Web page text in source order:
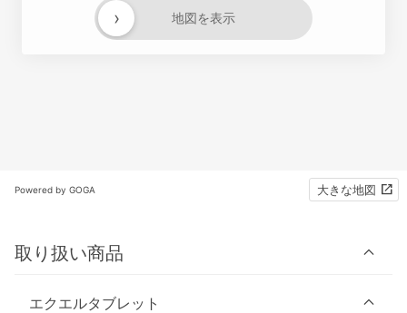
地図を表示
›
Powered by GOGA 大きな地図
取り扱い商品
エクエルタブレット